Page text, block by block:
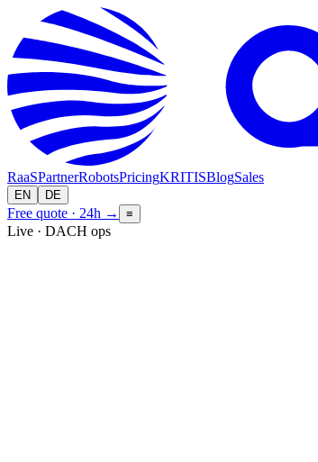
RaaSPartnerRobotsPricingKRITISBlogSales
EN DE
Free quote · 24h → ≡
Live · DACH ops